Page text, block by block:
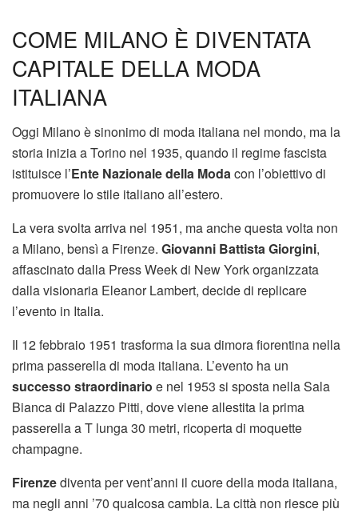
COME MILANO È DIVENTATA
CAPITALE DELLA MODA
ITALIANA
Oggi Milano è sinonimo di moda italiana nel mondo, ma la
storia inizia a Torino nel 1935, quando il regime fascista
istituisce l’Ente Nazionale della Modacon l’obiettivo di
promuovere lo stile italiano all’estero.
La vera svolta arriva nel 1951, ma anche questa volta non
a Milano, bensì a Firenze. Giovanni Battista Giorgini,
affascinato dalla Press Week di New York organizzata
dalla visionaria Eleanor Lambert, decide di replicare
l’evento in Italia.
Il 12 febbraio 1951 trasforma la sua dimora fiorentina nella
prima passerella di moda italiana. L’evento ha un
successo straordinario e nel 1953 si sposta nella Sala
Bianca di Palazzo Pitti, dove viene allestita la prima
passerella a T lunga 30 metri, ricoperta di moquette
champagne.
Firenzediventa per vent’anni il cuore della moda italiana,
ma negli anni ’70 qualcosa cambia. La città non riesce più